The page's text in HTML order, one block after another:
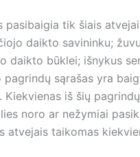
tik šiais
daikto savininku;
daikto būklei; išnykus
sąrašas yra
iš šių
noro ar nežymiai
atvejais taikomas